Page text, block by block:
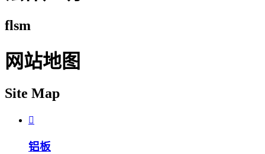
flsm
网站地图
Site Map
铝板